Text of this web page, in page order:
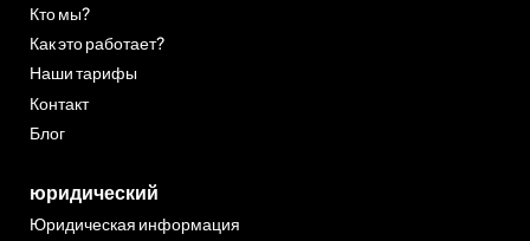
Кто мы?
Как это работает?
Наши тарифы
Контакт
Блог
юридический
Юридическая информация